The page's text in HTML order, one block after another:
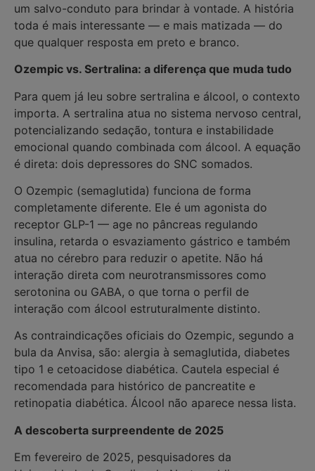
um salvo-conduto para brindar à vontade. A história
toda é mais interessante — e mais matizada — do
que qualquer resposta em preto e branco.
Ozempic vs. Sertralina: a diferença que muda tudo
Para quem já leu sobre sertralina e álcool, o contexto
importa. A sertralina atua no sistema nervoso central,
potencializando sedação, tontura e instabilidade
emocional quando combinada com álcool. A equação
é direta: dois depressores do SNC somados.
O Ozempic (semaglutida) funciona de forma
completamente diferente. Ele é um agonista do
receptor GLP-1 — age no pâncreas regulando
insulina, retarda o esvaziamento gástrico e também
atua no cérebro para reduzir o apetite. Não há
interação direta com neurotransmissores como
serotonina ou GABA, o que torna o perfil de
interação com álcool estruturalmente distinto.
As contraindicações oficiais do Ozempic, segundo a
bula da Anvisa, são: alergia à semaglutida, diabetes
tipo 1 e cetoacidose diabética. Cautela especial é
recomendada para histórico de pancreatite e
retinopatia diabética. Álcool não aparece nessa lista.
A descoberta surpreendente de 2025
Em fevereiro de 2025, pesquisadores da